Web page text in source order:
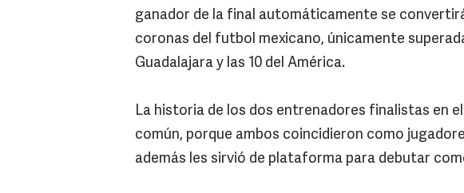
ganador de la final automáticamente se
coronas del futbol mexicano, únicamente
Guadalajara y las 10 del América.
La historia de los dos entrenadores finalistas en
común, porque ambos coincidieron como
además les sirvió de plataforma para debutar